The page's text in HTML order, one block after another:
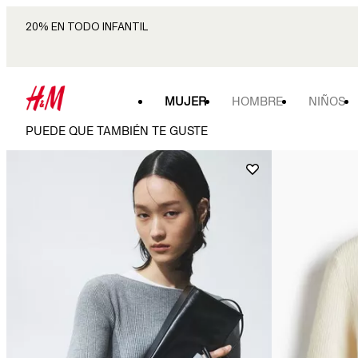
20% EN TODO INFANTIL
MUJER HOMBRE NIÑOS
PUEDE QUE TAMBIÉN TE GUSTE